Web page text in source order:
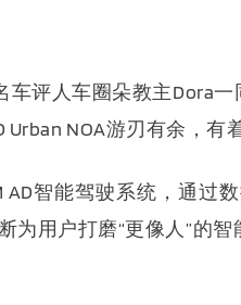
车评人车圈朵教主Dora一
NOA游刃有余，有
AD智能驾驶系统，通过
用户打磨“更像人”的智